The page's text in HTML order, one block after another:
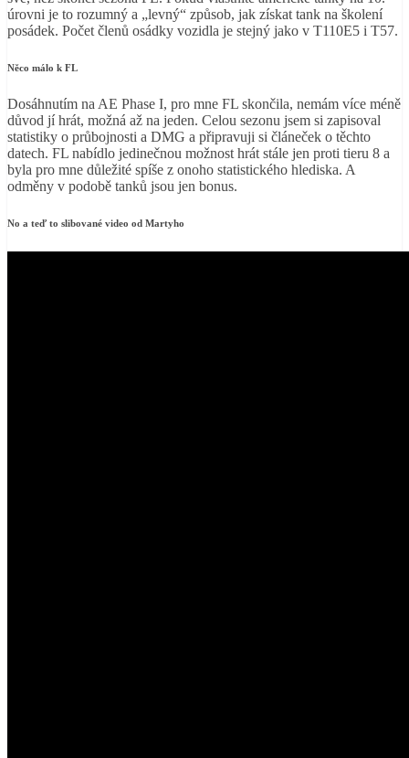
úrovni je to rozumný a „levný“ způsob, jak získat tank na školení
posádek. Počet členů osádky vozidla je stejný jako v T110E5 i T57.
Něco málo k FL
Dosáhnutím na AE Phase I, pro mne FL skončila, nemám více méně
důvod jí hrát, možná až na jeden. Celou sezonu jsem si zapisoval
statistiky o průbojnosti a DMG a připravuji si článeček o těchto
datech. FL nabídlo jedinečnou možnost hrát stále jen proti tieru 8 a
byla pro mne důležité spíše z onoho statistického hlediska. A
odměny v podobě tanků jsou jen bonus.
No a teď to slibované video od Martyho